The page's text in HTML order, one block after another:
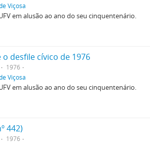
Viçosa
em alusão ao ano do seu cinquentenário.
desfile cívico de 1976
1976
Viçosa
em alusão ao ano do seu cinquentenário.
442)
1976